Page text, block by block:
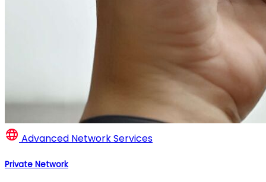
Advanced Network Services
Private Network